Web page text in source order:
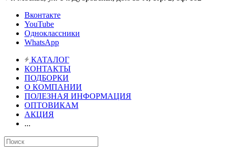
Вконтакте
YouTube
Одноклассники
WhatsApp
КАТАЛОГ
КОНТАКТЫ
ПОДБОРКИ
О КОМПАНИИ
ПОЛЕЗНАЯ ИНФОРМАЦИЯ
ОПТОВИКАМ
АКЦИЯ
...